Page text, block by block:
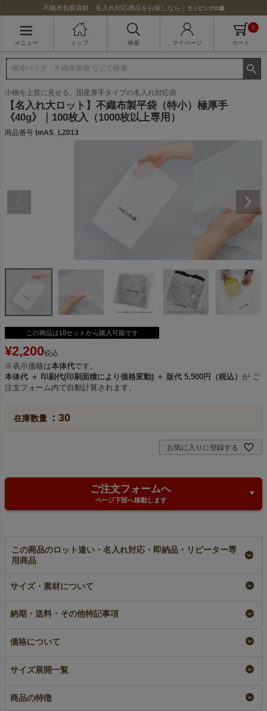
不織布包装資材・名入れ対応商品をお探しなら｜ ラッピングの森
メニュー トップ 検索 マイページ カート
0
小物を上質に見せる、国産厚手タイプの名入れ対応袋
【名入れ大ロット】不織布製平袋（特小）極厚手
《40g》｜100枚入（1000枚以上専用）
商品番号 bnAS_LZ013
この商品は10セットから購入可能です
¥2,200税込
※表示価格は本体代です。
本体代 ＋ 印刷代(印刷面積により価格変動) ＋ 版代 5,500円（税込） が ご
注文フォーム内で自動計算されます。
在庫数量 30
お気に入りに登録する
ご注文フォームへ
ページ下部へ移動します
この商品のロット違い・名入れ対応・即納品・リピーター専
用商品
【名入れ対応】不織布
製平袋（特小）極厚手
¥ 2,640税込
【名入れ大ロット】不
入（1000枚以上専
用）
不織布製平袋（特小）
極厚手《40g》｜100
サイズ・素材について
納期・送料・その他特記事項
価格について
サイズ展開一覧
商品の特徴